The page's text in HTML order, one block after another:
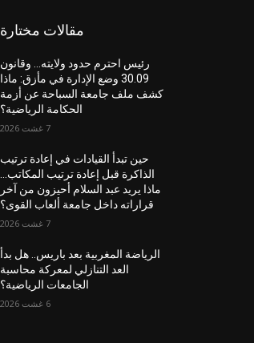
مقالات مختارة
رئيس احترم حدود ولايته… وقانون
30.09 وضع الإدارة في مأزق: ماذا
كشف ملف جامعة السباحة عن أزمة
الحكامة الرياضية؟
7 غشت 2026
حين تبدأ القيادات في إعادة ترتيب
الذاكرة قبل إعادة ترتيب المكاتب…
ماذا يريد عبد السلام أحيزون من آخر
قراراته داخل جامعة ألعاب القوى؟
7 غشت 2026
الرياضة المغربية بعد باريس.. هل بدأ
العد التنازلي لمعركة محاسبة
الجامعات الرياضية؟
6 غشت 2026